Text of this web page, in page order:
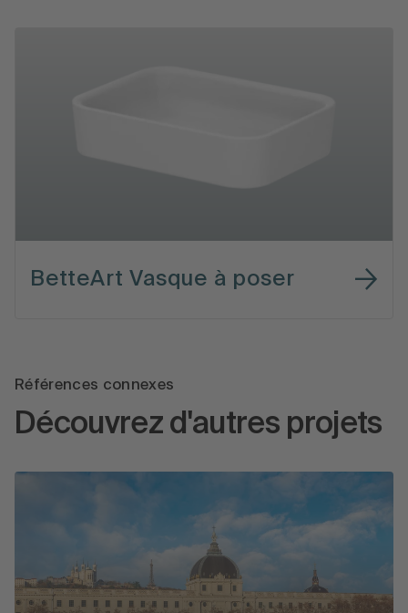
BetteArt Vasque à poser
Références connexes
Découvrez d'autres projets